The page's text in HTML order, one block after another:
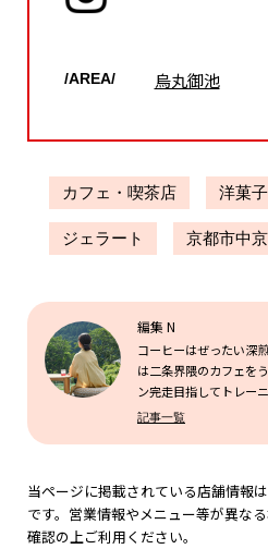
/AREA/ 烏丸御池
カフェ・喫茶店 洋菓子
ジェラート 京都市中
編集 N
コーヒーはぜったい深
は二条界隈のカフェを
ン完走目指してトレー
記事一覧
当ページに掲載されている店舗情報
です。営業情報やメニュー等が異な
確認の上ご利用ください。